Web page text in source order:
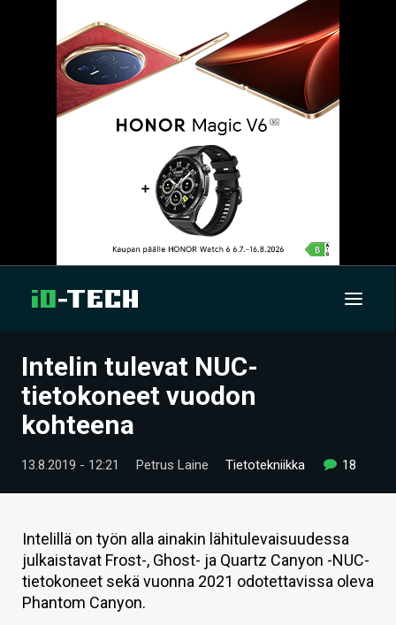
UUTISET
ARTIKKELIT
VIDEOT
TECHBBS
TIETOA
HINTA.FI
KAUPPA
Intelin tulevat NUC-
tietokoneet vuodon
kohteena
13.8.2019 - 12:21 Petrus Laine Tietotekniikka 18
Intelillä on työn alla ainakin lähitulevaisuudessa
julkaistavat Frost-, Ghost- ja Quartz Canyon -NUC-
tietokoneet sekä vuonna 2021 odotettavissa oleva
Phantom Canyon.